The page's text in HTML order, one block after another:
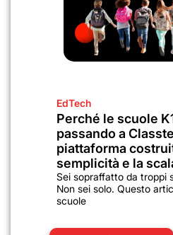
EdTech
Perché le scuole
passando a
piattaforma
semplicità e la
Sei sopraffatto da troppi
Non sei solo. Questo
scuole